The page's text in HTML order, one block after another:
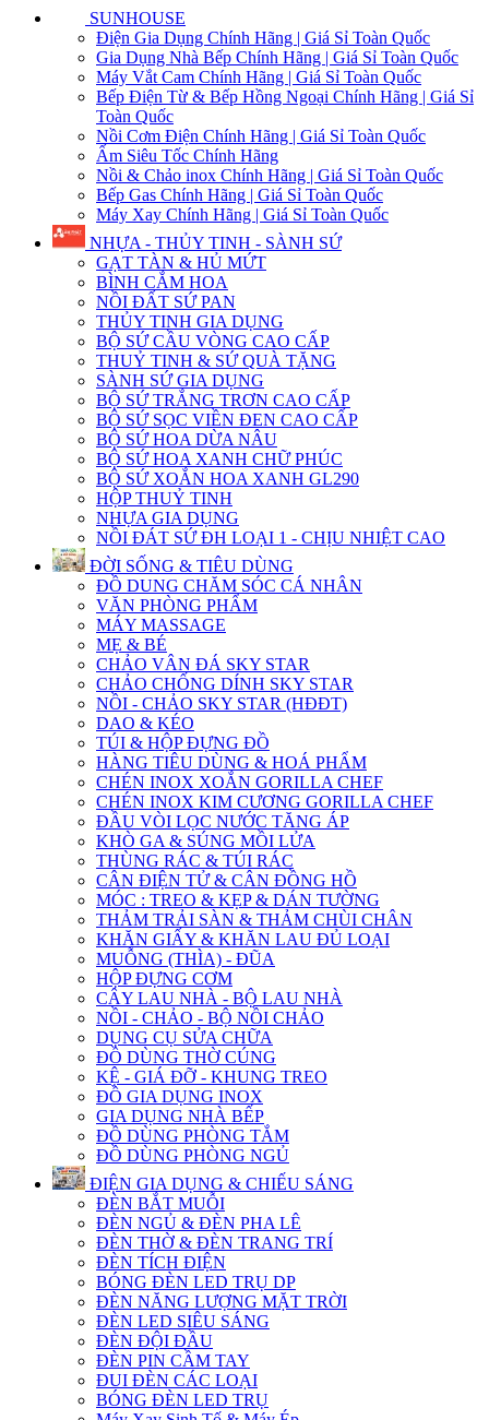
SUNHOUSE
Điện Gia Dụng Chính Hãng | Giá Sỉ Toàn Quốc
Gia Dụng Nhà Bếp Chính Hãng | Giá Sỉ Toàn Quốc
Máy Vắt Cam Chính Hãng | Giá Sỉ Toàn Quốc
Bếp Điện Từ & Bếp Hồng Ngoại Chính Hãng | Giá Sỉ
Toàn Quốc
Nồi Cơm Điện Chính Hãng | Giá Sỉ Toàn Quốc
Ấm Siêu Tốc Chính Hãng
Nồi & Chảo inox Chính Hãng | Giá Sỉ Toàn Quốc
Bếp Gas Chính Hãng | Giá Sỉ Toàn Quốc
Máy Xay Chính Hãng | Giá Sỉ Toàn Quốc
NHỰA - THỦY TINH - SÀNH SỨ
GẠT TÀN & HỦ MỨT
BÌNH CẮM HOA
NỒI ĐẤT SỨ PAN
THỦY TINH GIA DỤNG
BỘ SỨ CẦU VÒNG CAO CẤP
THUỶ TINH & SỨ QUÀ TẶNG
SÀNH SỨ GIA DỤNG
BỘ SỨ TRẮNG TRƠN CAO CẤP
BỘ SỨ SỌC VIỀN ĐEN CAO CẤP
BỘ SỨ HOA DỪA NÂU
BỘ SỨ HOA XANH CHỮ PHÚC
BỘ SỨ XOẮN HOA XANH GL290
HỘP THUỶ TINH
NHỰA GIA DỤNG
NỒI ĐÁT SỨ ĐH LOẠI 1 - CHỊU NHIỆT CAO
ĐỜI SỐNG & TIÊU DÙNG
ĐỒ DUNG CHĂM SÓC CÁ NHÂN
VĂN PHÒNG PHẨM
MÁY MASSAGE
MẸ & BÉ
CHẢO VÂN ĐÁ SKY STAR
CHẢO CHỐNG DÍNH SKY STAR
NỒI - CHẢO SKY STAR (HĐĐT)
DAO & KÉO
TÚI & HỘP ĐỰNG ĐỒ
HÀNG TIÊU DÙNG & HOÁ PHẨM
CHÉN INOX XOẮN GORILLA CHEF
CHÉN INOX KIM CƯƠNG GORILLA CHEF
ĐẦU VÒI LỌC NƯỚC TĂNG ÁP
KHÒ GA & SÚNG MỒI LỬA
THÙNG RÁC & TÚI RÁC
CÂN ĐIỆN TỬ & CÂN ĐỒNG HỒ
MÓC : TREO & KẸP & DÁN TƯỜNG
THẢM TRẢI SÀN & THẢM CHÙI CHÂN
KHĂN GIẤY & KHĂN LAU ĐỦ LOẠI
MUỖNG (THÌA) - ĐŨA
HỘP ĐỰNG CƠM
CÂY LAU NHÀ - BỘ LAU NHÀ
NỒI - CHẢO - BỘ NỒI CHẢO
DỤNG CỤ SỬA CHỮA
ĐỒ DÙNG THỜ CÚNG
KỆ - GIÁ ĐỠ - KHUNG TREO
ĐỒ GIA DỤNG INOX
GIA DỤNG NHÀ BẾP
ĐỒ DÙNG PHÒNG TẮM
ĐỒ DÙNG PHÒNG NGỦ
ĐIỆN GIA DỤNG & CHIẾU SÁNG
ĐÈN BẮT MUỖI
ĐÈN NGỦ & ĐÈN PHA LÊ
ĐÈN THỜ & ĐÈN TRANG TRÍ
ĐÈN TÍCH ĐIỆN
BÓNG ĐÈN LED TRỤ DP
ĐÈN NĂNG LƯỢNG MẶT TRỜI
ĐÈN LED SIÊU SÁNG
ĐÈN ĐỘI ĐẦU
ĐÈN PIN CẦM TAY
ĐUI ĐÈN CÁC LOẠI
BÓNG ĐÈN LED TRỤ